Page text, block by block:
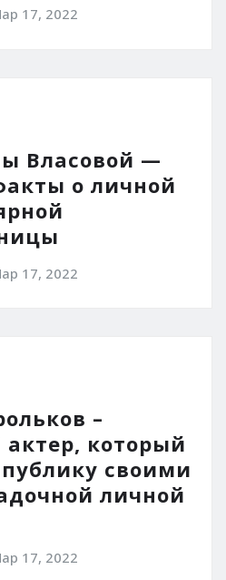
17, 2022
Власовой —
о личной
17, 2022
–
который
своими
личной
17, 2022